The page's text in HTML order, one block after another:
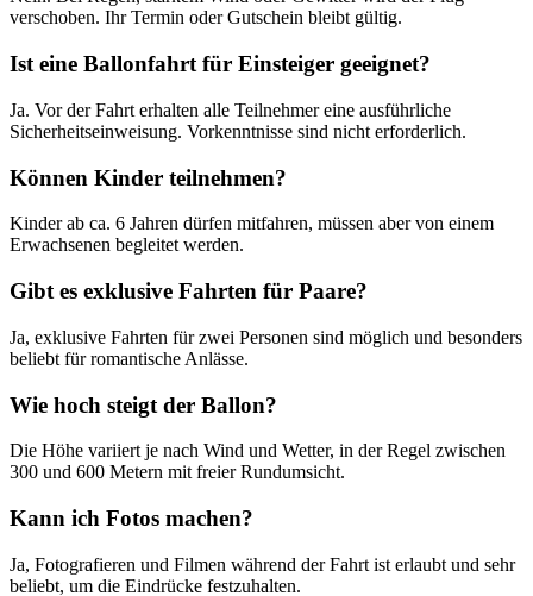
verschoben. Ihr Termin oder Gutschein bleibt gültig.
Ist eine Ballonfahrt für Einsteiger geeignet?
Ja. Vor der Fahrt erhalten alle Teilnehmer eine ausführliche
Sicherheitseinweisung. Vorkenntnisse sind nicht erforderlich.
Können Kinder teilnehmen?
Kinder ab ca. 6 Jahren dürfen mitfahren, müssen aber von einem
Erwachsenen begleitet werden.
Gibt es exklusive Fahrten für Paare?
Ja, exklusive Fahrten für zwei Personen sind möglich und besonders
beliebt für romantische Anlässe.
Wie hoch steigt der Ballon?
Die Höhe variiert je nach Wind und Wetter, in der Regel zwischen
300 und 600 Metern mit freier Rundumsicht.
Kann ich Fotos machen?
Ja, Fotografieren und Filmen während der Fahrt ist erlaubt und sehr
beliebt, um die Eindrücke festzuhalten.